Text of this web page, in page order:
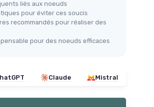
liés aux noeuds
pour éviter ces soucis
recommandés pour réaliser des
pour des noeuds efficaces
Claude Mistral